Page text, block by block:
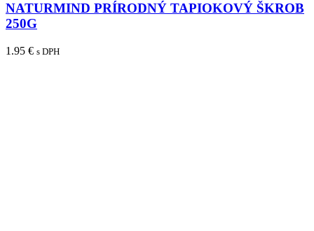
NATURMIND PRÍRODNÝ TAPIOKOVÝ ŠKROB
250G
1.95 € s DPH